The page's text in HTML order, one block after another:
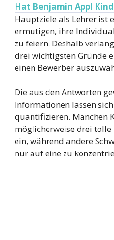
Hat Benjamin Appl
Hauptziele als Lehrer ist
ermutigen, ihre
zu feiern. Deshalb
drei wichtigsten Gründe
einen Bewerber
Die aus den Antworten
Informationen lassen
quantifizieren. Manchen
möglicherweise drei
ein, während andere
nur auf eine zu